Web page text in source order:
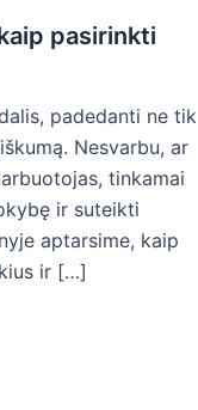
pasirinkti
padedanti ne tik
Nesvarbu, ar
tinkamai
ir suteikti
aptarsime, kaip
ir […]